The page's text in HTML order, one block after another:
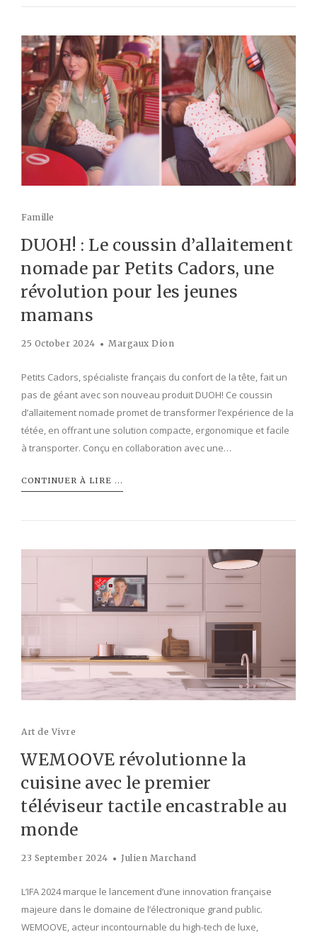
Famille
DUOH! : Le coussin d’allaitement
nomade par Petits Cadors, une
révolution pour les jeunes
mamans
25 October 2024 Margaux Dion
Petits Cadors, spécialiste français du confort de la tête, fait un
pas de géant avec son nouveau produit DUOH! Ce coussin
d’allaitement nomade promet de transformer l’expérience de la
tétée, en offrant une solution compacte, ergonomique et facile
à transporter. Conçu en collaboration avec une…
CONTINUER À LIRE ...
Art de Vivre
WEMOOVE révolutionne la
cuisine avec le premier
téléviseur tactile encastrable au
monde
23 September 2024 Julien Marchand
L’IFA 2024 marque le lancement d’une innovation française
majeure dans le domaine de l’électronique grand public.
WEMOOVE, acteur incontournable du high-tech de luxe,